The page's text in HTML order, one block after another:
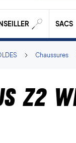
SACS
Chaussures
Z2